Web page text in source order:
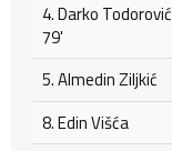
4. Darko Todorović
79'
5. Almedin Ziljkić
8. Edin Višća